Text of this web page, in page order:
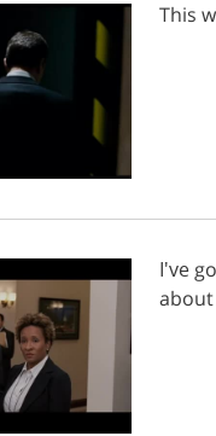
This
I've
about